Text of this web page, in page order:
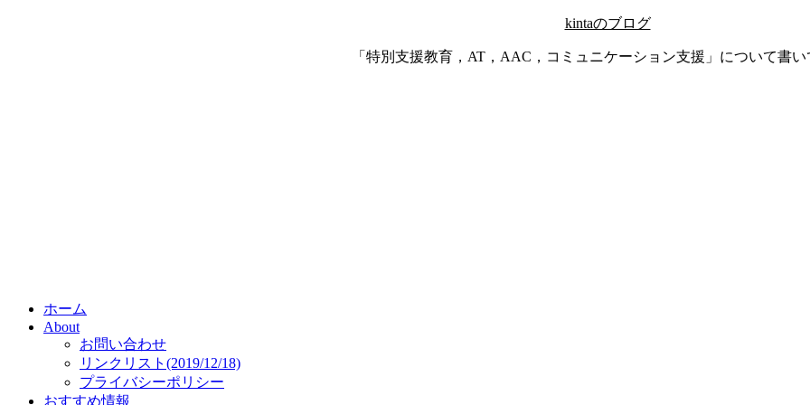
kintaのブログ
「特別支援教育，AT，AAC，コミュニケーション支援」について書
ホーム
About
お問い合わせ
リンクリスト(2019/12/18)
プライバシーポリシー
おすすめ情報